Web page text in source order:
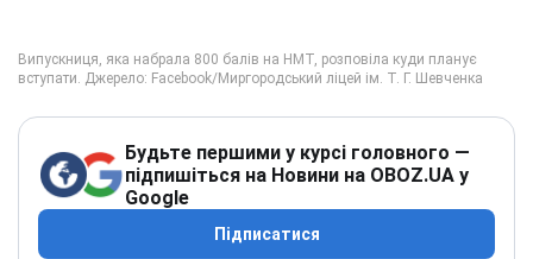
Будьте першими у курсі головного —
підпишіться на Новини на OBOZ.UA у
Google
Підписатися